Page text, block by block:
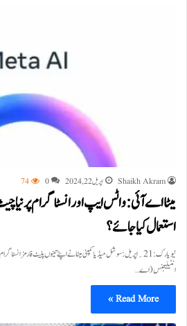
Shaikh Akram اپریل 22, 2024 0
74
میٹا اے آئی: واٹس ایپ اور انسٹاگرام پر نیا
استعمال کیا جائے؟
نیویارک:21؍اپریل: سوشل میڈیا کمپنی میٹا نے اپنے تینوں پلیٹ فارمز
انٹیلیجنس (اے…
Read More »